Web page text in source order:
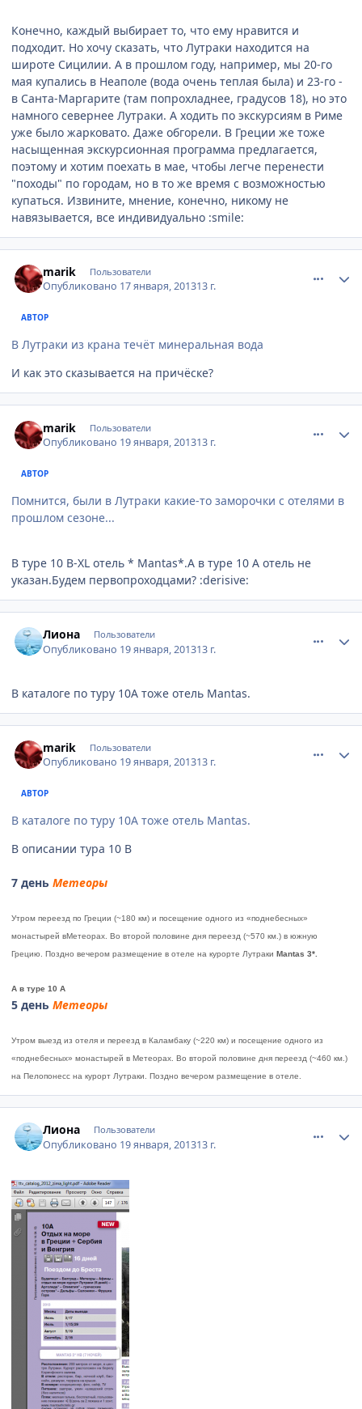
Конечно, каждый выбирает то, что ему нравится и
подходит. Но хочу сказать, что Лутраки находится на
широте Сицилии. А в прошлом году, например, мы 20-го
мая купались в Неаполе (вода очень теплая была) и 23-го -
в Санта-Маргарите (там попрохладнее, градусов 18), но это
намного севернее Лутраки. А ходить по экскурсиям в Риме
уже было жарковато. Даже обгорели. В Греции же тоже
насыщенная экскурсионная программа предлагается,
поэтому и хотим поехать в мае, чтобы легче перенести
"походы" по городам, но в то же время с возможностью
купаться. Извините, мнение, конечно, никому не
навязывается, все индивидуально :smile:
marik Пользователи
Опубликовано 17 января, 201313 г.
АВТОР
В Лутраки из крана течёт минеральная вода
И как это сказывается на причёске?
marik Пользователи
Опубликовано 19 января, 201313 г.
АВТОР
Помнится, были в Лутраки какие-то заморочки с отелями в
прошлом сезоне...
В туре 10 В-XL отель * Mаntаs*.А в туре 10 А отель не
указан.Будем первопроходцами? :derisive:
Лиона Пользователи
Опубликовано 19 января, 201313 г.
В каталоге по туру 10А тоже отель Mantas.
marik Пользователи
Опубликовано 19 января, 201313 г.
АВТОР
В каталоге по туру 10А тоже отель Mantas.
В описании тура 10 В
7 день Метеоры
Утром переезд по Греции (~180 км) и посещение одного из «поднебесных»
монастырей вМетеорах. Во второй половине дня переезд (~570 км.) в южную
Грецию. Поздно вечером размещение в отеле на курорте Лутраки Mantas 3*.
А в туре 10 А
5 день Метеоры
Утром выезд из отеля и переезд в Каламбаку (~220 км) и посещение одного из
«поднебесных» монастырей в Метеорах. Во второй половине дня переезд (~460 км.)
на Пелопонесс на курорт Лутраки. Поздно вечером размещение в отеле.
Лиона Пользователи
Опубликовано 19 января, 201313 г.